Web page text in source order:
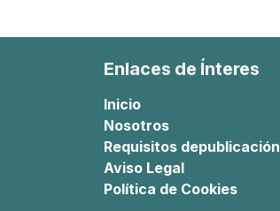
Enlaces de Ínteres
Inicio
Nosotros
Requisitos depublicación
Aviso Legal
Política de Cookies